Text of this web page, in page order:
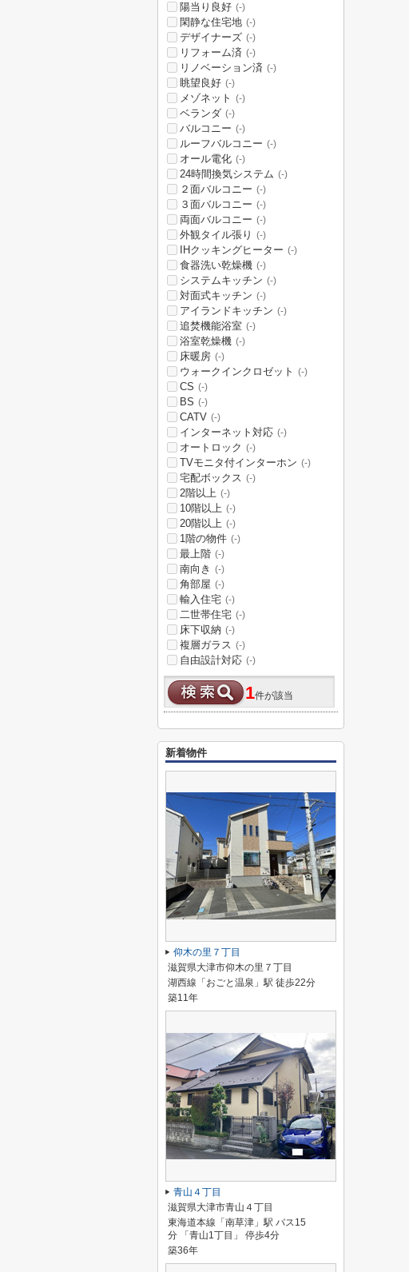
陽当り良好 (-)
閑静な住宅地 (-)
デザイナーズ (-)
リフォーム済 (-)
リノベーション済 (-)
眺望良好 (-)
メゾネット (-)
ベランダ (-)
バルコニー (-)
ルーフバルコニー (-)
オール電化 (-)
24時間換気システム (-)
２面バルコニー (-)
３面バルコニー (-)
両面バルコニー (-)
外観タイル張り (-)
IHクッキングヒーター (-)
食器洗い乾燥機 (-)
システムキッチン (-)
対面式キッチン (-)
アイランドキッチン (-)
追焚機能浴室 (-)
浴室乾燥機 (-)
床暖房 (-)
ウォークインクロゼット (-)
CS (-)
BS (-)
CATV (-)
インターネット対応 (-)
オートロック (-)
TVモニタ付インターホン (-)
宅配ボックス (-)
2階以上 (-)
10階以上 (-)
20階以上 (-)
1階の物件 (-)
最上階 (-)
南向き (-)
角部屋 (-)
輸入住宅 (-)
二世帯住宅 (-)
床下収納 (-)
複層ガラス (-)
自由設計対応 (-)
1件が該当
新着物件
仰木の里７丁目
滋賀県大津市仰木の里７丁目
湖西線「おごと温泉」駅 徒歩22分
築11年
青山４丁目
滋賀県大津市青山４丁目
東海道本線「南草津」駅 バス15
分 「青山1丁目」 停歩4分
築36年